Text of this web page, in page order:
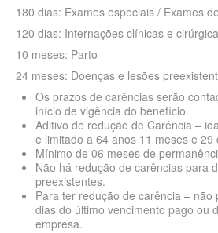
TOTAL MEDCARE PLANO DE SAÚDE
TRASMONTANO PLANO DE SAÚDE
UNIHOSP PLANO DE SAÚDE INDIVIDUAL
UNIMED GUARULHOS PLANO DE SAÚDE
PLANO DE SAÚDE FAMILIAR
BLUE MED PLANO DE SAÚDE FAMILIAR
180 dias: Exames especiais / Exames
120 dias: Internações clínicas e
10 meses: Parto
24 meses: Doenças e lesões
Os prazos de carências serão
início de vigência do benefício.
Aditivo de redução de Carência –
e limitado a 64 anos 11 meses e 29
Mínimo de 06 meses de
Não há redução de carências para
preexistentes.
Para ter redução de carência – não
dias do último vencimento pago ou
empresa.